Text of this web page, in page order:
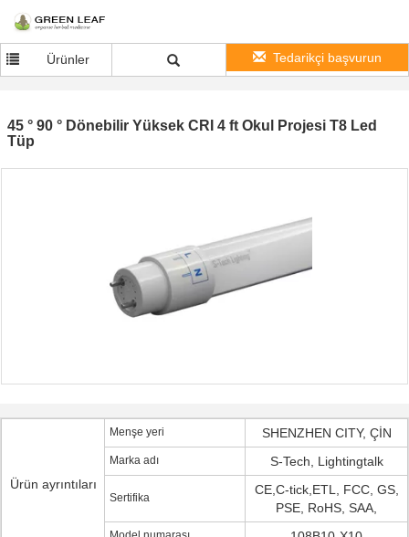
Ürünler Tedarikçi başvurun
45 ° 90 ° Dönebilir Yüksek CRI 4 ft Okul Projesi T8 Led
Tüp
Ürün ayrıntıları
Menşe yeri SHENZHEN CITY, ÇİN
Marka adı S-Tech, Lightingtalk
Sertifika
CE,C-tick,ETL, FCC, GS,
PSE, RoHS, SAA,